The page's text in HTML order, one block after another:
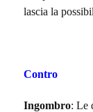
lascia la
Contro
Ingombro: Le